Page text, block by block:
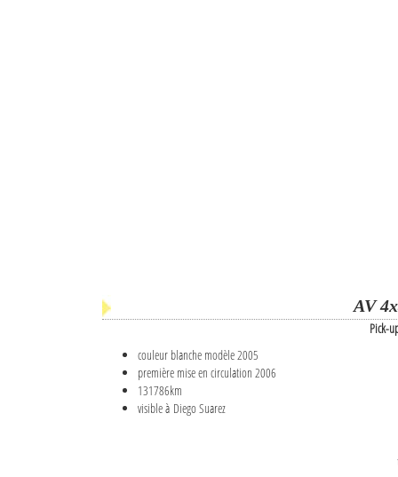
AV
Pick-
couleur blanche modèle 2005
première mise en circulation 2006
131786km
visible à Diego Suarez